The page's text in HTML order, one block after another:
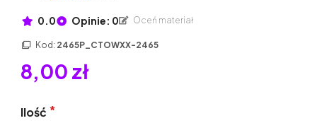
0.0 Opinie: 0 Oceń materiał
Kod: 2465P_CTOWXX-2465
8,00 zł
Ilość